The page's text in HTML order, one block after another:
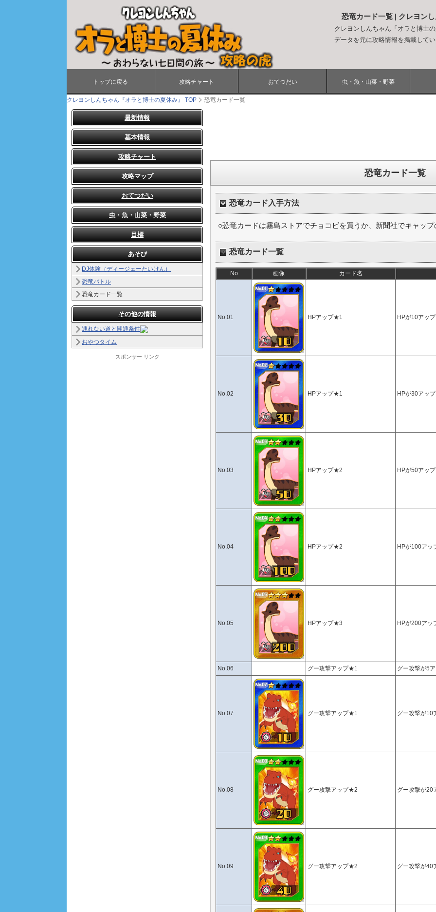
恐竜カード一覧 | クレヨン
クレヨンしんちゃん「オラと博士
データを元に攻略情報を掲載して
トップに戻る 攻略チャート おてつだい 虫・魚・山菜・野菜
クレヨンしんちゃん『オラと博士の夏休み』 TOP 恐竜カード一覧
恐竜カード一覧
恐竜カード入手方法
○恐竜カードは霧島ストアでチョコビを買うか、新聞社でキャッ
恐竜カード一覧
No 画像 カード名
No.01 HPアップ★1 HPが10アップ
No.02 HPアップ★1 HPが30アップ
No.03 HPアップ★2 HPが50アップ
No.04 HPアップ★2 HPが100アッ
No.05 HPアップ★3 HPが200アッ
No.06 グー攻撃アップ★1 グー攻撃が5
No.07 グー攻撃アップ★1 グー攻撃が10
No.08 グー攻撃アップ★2 グー攻撃が20
No.09 グー攻撃アップ★2 グー攻撃が40
最新情報
基本情報
攻略チャート
攻略マップ
おてつだい
虫・魚・山菜・野菜
目標
あそび
DJ体験（ディージェーたいけん）
恐竜バトル
恐竜カード一覧
その他の情報
通れない道と開通条件
おやつタイム
スポンサー リンク